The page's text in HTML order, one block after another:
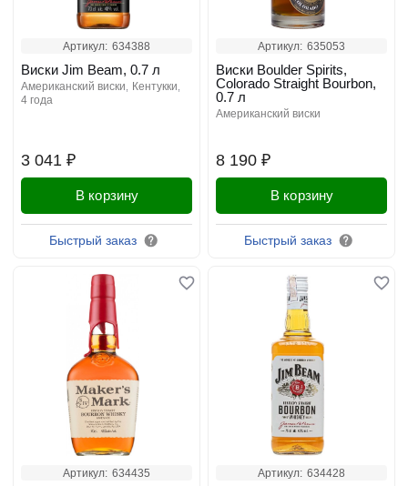
Артикул: 634388
3 041 ₽
Виски Jim Beam, 0.7 л
американский виски
кентукки
4 года
В корзину
Быстрый заказ
Артикул: 635053
8 190 ₽
Виски Boulder Spirits,
Colorado Straight Bourbon,
0.7 л
американский виски
В корзину
Быстрый заказ
Артикул: 634435 Артикул: 634428